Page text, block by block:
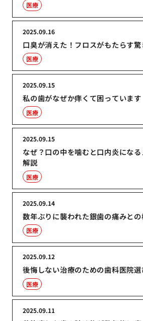
医療
口臭が消えた！フロスがもたらす
2025.09.16
医療
私の歯がなぜか痒くて困っています
2025.09.15
医療
なぜ？口の中を噛むと口内炎にな
解説
2025.09.15
医療
数年ぶりに襲われた銀歯の痛みとの
2025.09.14
医療
後悔しない治療のための歯科医院選
2025.09.12
医療
2025.09.11